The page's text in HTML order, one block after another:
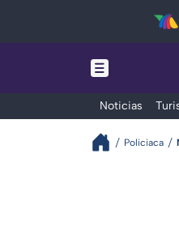
Noticias
Policiaca